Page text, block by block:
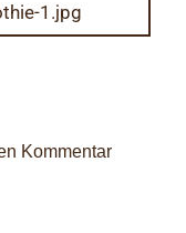
1.jpg
Kommentar